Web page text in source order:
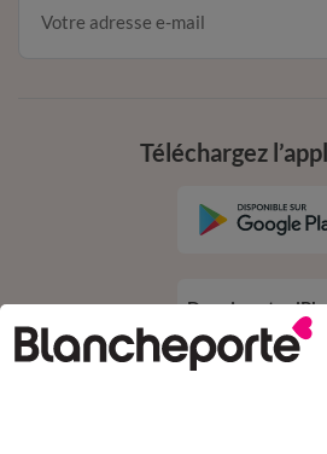
Téléchargez
Depuis votre